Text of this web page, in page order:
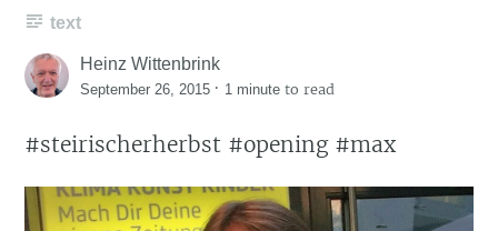
text
Heinz Wittenbrink
September 26, 2015 · 1 minute to read
#steirischerherbst #opening #max